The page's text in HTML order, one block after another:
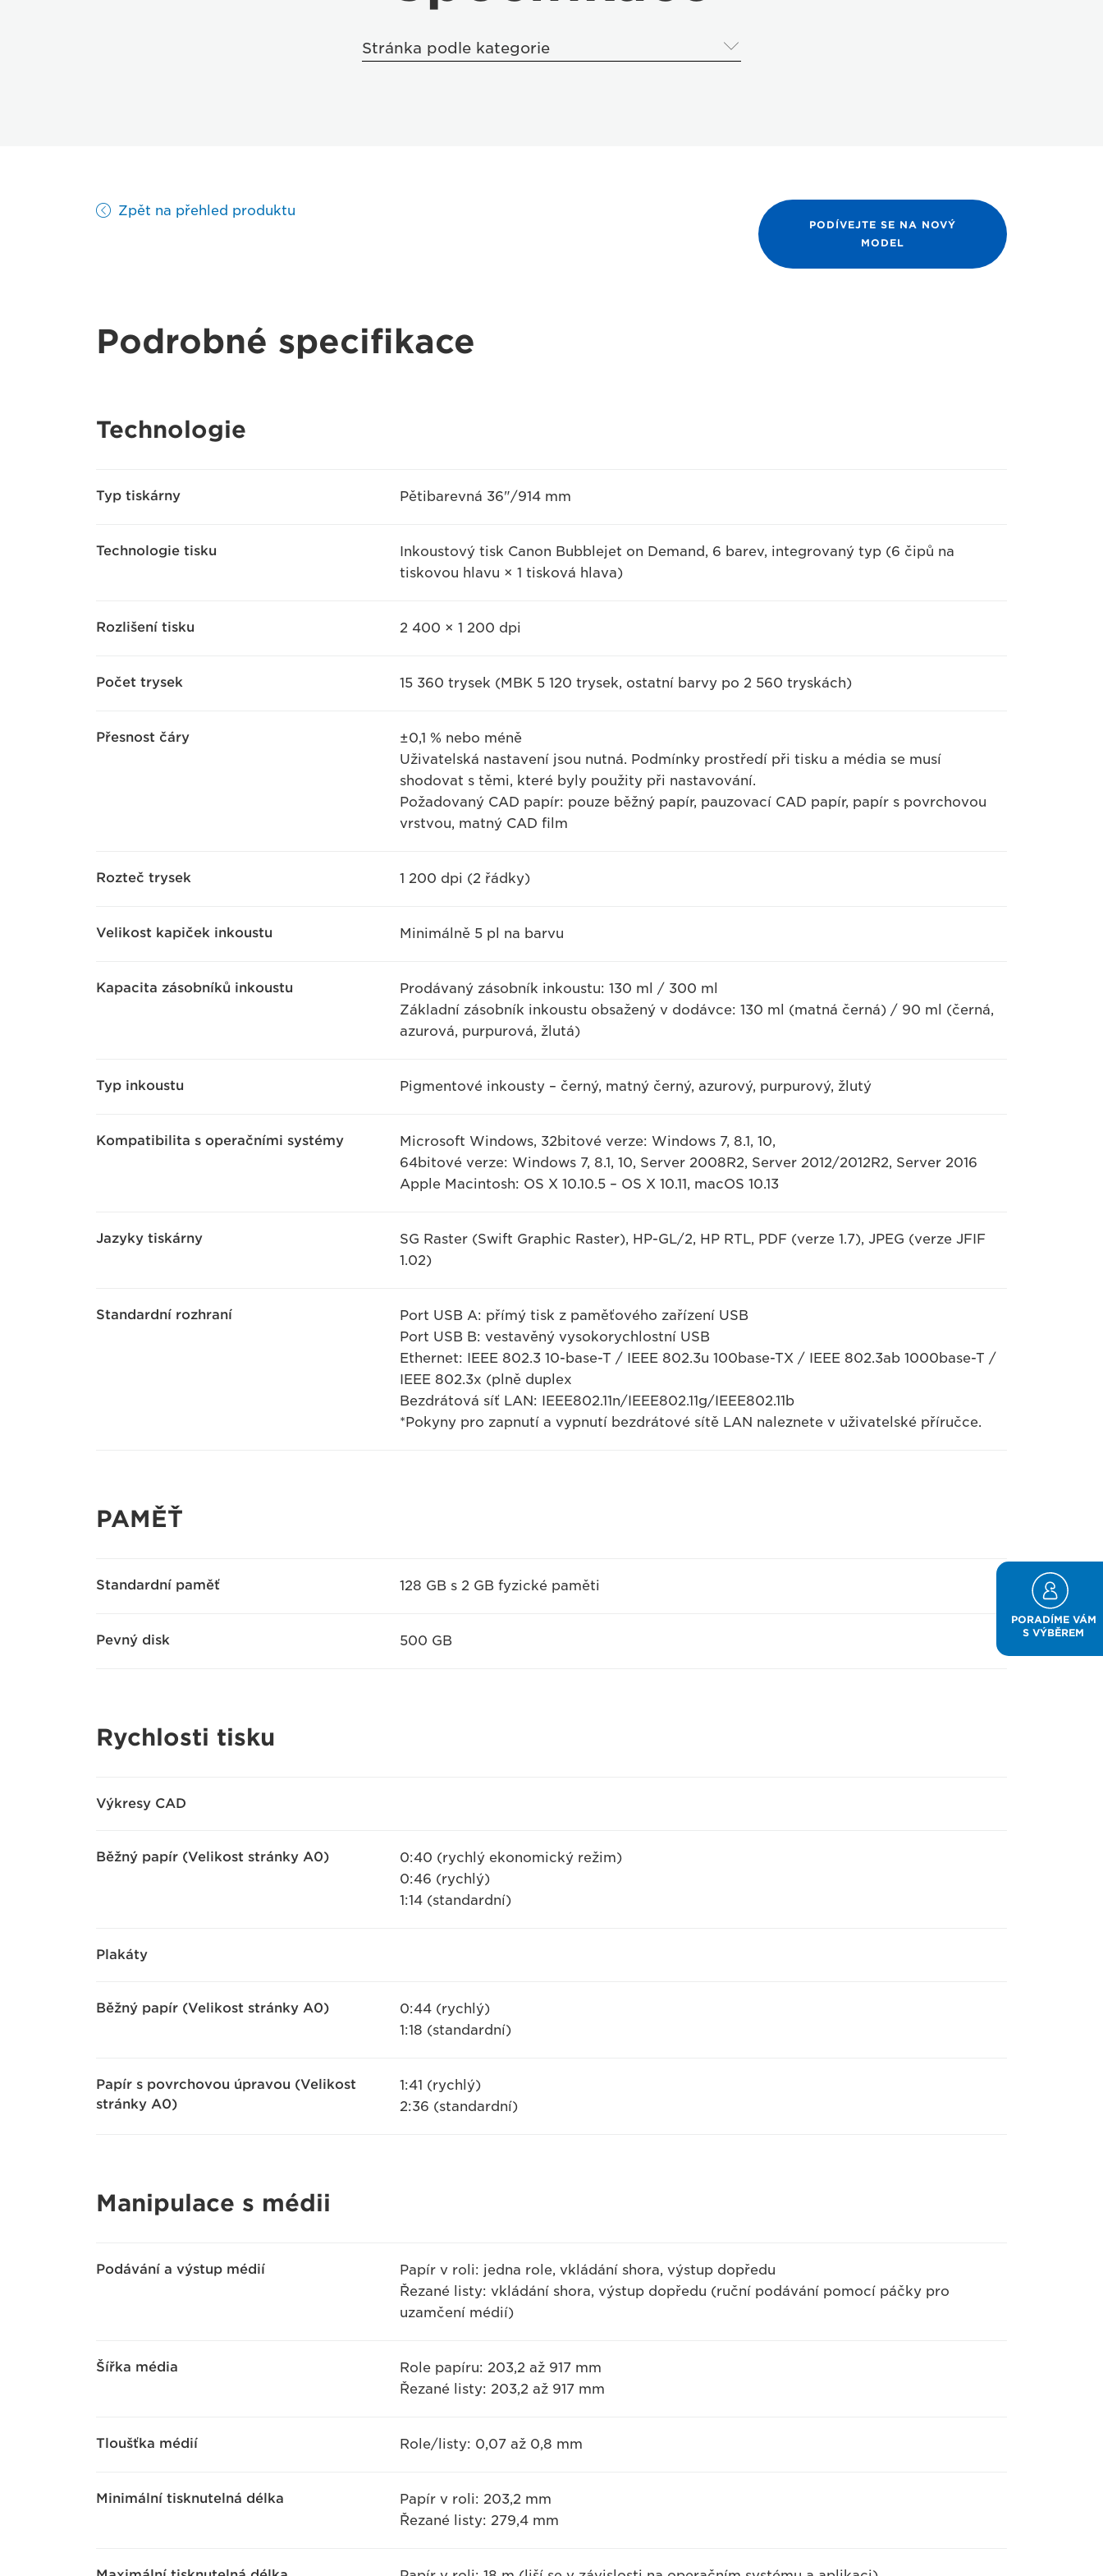
Stránka podle kategorie
Zpět na přehled produktu
PODÍVEJTE SE NA NOVÝ
MODEL
Podrobné specifikace
Technologie
Typ tiskárny Pětibarevná 36"/914 mm
Technologie tisku
Inkoustový tisk Canon Bubblejet on Demand, 6 barev, integrovaný typ (6 čipů na
tiskovou hlavu × 1 tisková hlava)
Rozlišení tisku 2 400 × 1 200 dpi
Počet trysek 15 360 trysek (MBK 5 120 trysek, ostatní barvy po 2 560 tryskách)
Přesnost čáry
±0,1 % nebo méně
Uživatelská nastavení jsou nutná. Podmínky prostředí při tisku a média se musí
shodovat s těmi, které byly použity při nastavování.
Požadovaný CAD papír: pouze běžný papír, pauzovací CAD papír, papír s povrchovou
vrstvou, matný CAD film
Rozteč trysek 1 200 dpi (2 řádky)
Velikost kapiček inkoustu Minimálně 5 pl na barvu
Kapacita zásobníků inkoustu
Prodávaný zásobník inkoustu: 130 ml / 300 ml
Základní zásobník inkoustu obsažený v dodávce: 130 ml (matná černá) / 90 ml (černá,
azurová, purpurová, žlutá)
Typ inkoustu Pigmentové inkousty – černý, matný černý, azurový, purpurový, žlutý
Kompatibilita s operačními systémy
Microsoft Windows, 32bitové verze: Windows 7, 8.1, 10,
64bitové verze: Windows 7, 8.1, 10, Server 2008R2, Server 2012/2012R2, Server 2016
Apple Macintosh: OS X 10.10.5 – OS X 10.11, macOS 10.13
Jazyky tiskárny
SG Raster (Swift Graphic Raster), HP-GL/2, HP RTL, PDF (verze 1.7), JPEG (verze JFIF
1.02)
Standardní rozhraní
Port USB A: přímý tisk z paměťového zařízení USB
Port USB B: vestavěný vysokorychlostní USB
Ethernet: IEEE 802.3 10-base-T / IEEE 802.3u 100base-TX / IEEE 802.3ab 1000base-T /
IEEE 802.3x (plně duplex
Bezdrátová síť LAN: IEEE802.11n/IEEE802.11g/IEEE802.11b
*Pokyny pro zapnutí a vypnutí bezdrátové sítě LAN naleznete v uživatelské příručce.
PAMĚŤ
Standardní paměť 128 GB s 2 GB fyzické paměti
Pevný disk 500 GB
Rychlosti tisku
Výkresy CAD
Běžný papír (Velikost stránky A0)
0:40 (rychlý ekonomický režim)
0:46 (rychlý)
1:14 (standardní)
Plakáty
Běžný papír (Velikost stránky A0)
0:44 (rychlý)
1:18 (standardní)
Papír s povrchovou úpravou (Velikost
stránky A0)
1:41 (rychlý)
2:36 (standardní)
Manipulace s médii
Podávání a výstup médií
Papír v roli: jedna role, vkládání shora, výstup dopředu
Řezané listy: vkládání shora, výstup dopředu (ruční podávání pomocí páčky pro
uzamčení médií)
Šířka média
Role papíru: 203,2 až 917 mm
Řezané listy: 203,2 až 917 mm
Tloušťka médií Role/listy: 0,07 až 0,8 mm
Minimální tisknutelná délka
Papír v roli: 203,2 mm
Řezané listy: 279,4 mm
PORADÍME VÁM
S VÝBĚREM